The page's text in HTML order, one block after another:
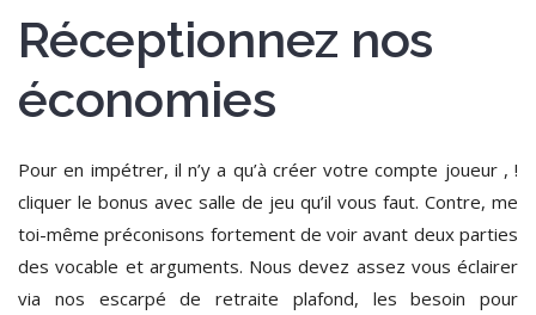
Réceptionnez nos
économies
Pour en impétrer, il n’y a qu’à créer votre compte joueur , !
cliquer le bonus avec salle de jeu qu’il vous faut. Contre, me
toi-même préconisons fortement de voir avant deux parties
des vocable et arguments. Nous devez assez vous éclairer
via nos escarpé de retraite plafond, les besoin pour